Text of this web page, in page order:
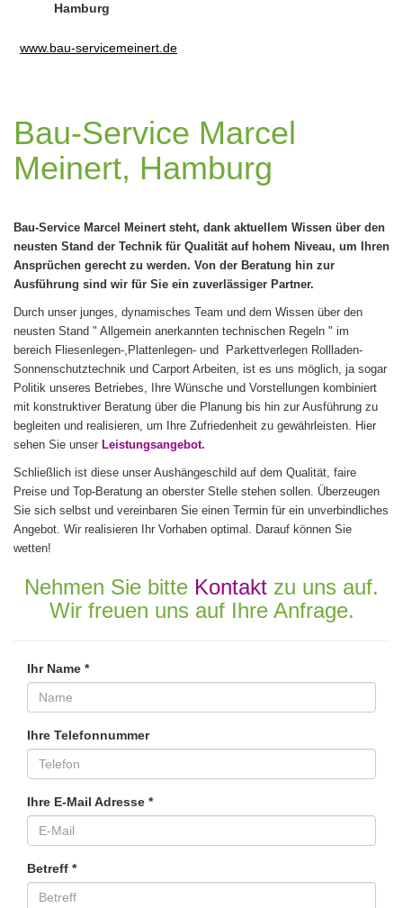
Hamburg
www.bau-servicemeinert.de
Bau-Service Marcel
Meinert, Hamburg
Bau-Service Marcel Meinert steht, dank aktuellem Wissen über den
neusten Stand der Technik für Qualität auf hohem Niveau, um Ihren
Ansprüchen gerecht zu werden. Von der Beratung hin zur
Ausführung sind wir für Sie ein zuverlässiger Partner.
Durch unser junges, dynamisches Team und dem Wissen über den
neusten Stand " Allgemein anerkannten technischen Regeln " im
bereich Fliesenlegen-,Plattenlegen- und Parkettverlegen Rollladen-
Sonnenschutztechnik und Carport Arbeiten, ist es uns möglich, ja sogar
Politik unseres Betriebes, Ihre Wünsche und Vorstellungen kombiniert
mit konstruktiver Beratung über die Planung bis hin zur Ausführung zu
begleiten und realisieren, um Ihre Zufriedenheit zu gewährleisten. Hier
sehen Sie unser Leistungsangebot.
Schließlich ist diese unser Aushängeschild auf dem Qualität, faire
Preise und Top-Beratung an oberster Stelle stehen sollen. Überzeugen
Sie sich selbst und vereinbaren Sie einen Termin für ein unverbindliches
Angebot. Wir realisieren Ihr Vorhaben optimal. Darauf können Sie
wetten!
Nehmen Sie bitte Kontakt zu uns auf.
Wir freuen uns auf Ihre Anfrage.
Ihr Name *
Ihre Telefonnummer
Ihre E-Mail Adresse *
Betreff *